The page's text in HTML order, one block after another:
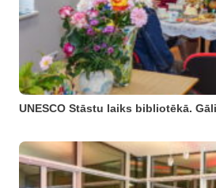
UNESCO Stāstu laiks bibliotēkā.